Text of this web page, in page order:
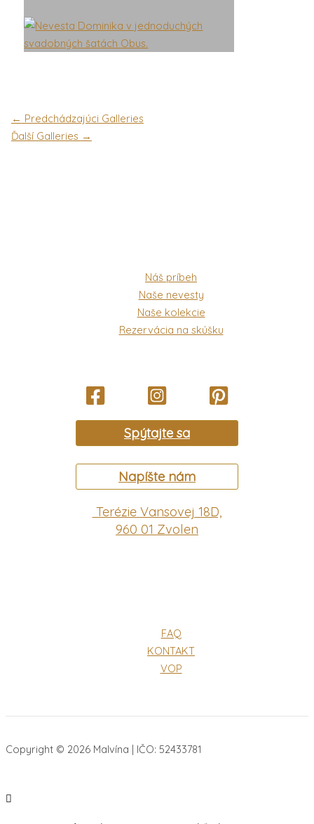
← Predchádzajúci Galleries
Ďalší Galleries →
Náš príbeh
Naše nevesty
Naše kolekcie
Rezervácia na skúšku
Spýtajte sa
Napíšte nám
Terézie Vansovej 18D,
960 01 Zvolen
FAQ
KONTAKT
VOP
Copyright © 2026 Malvína | IČO: 52433781